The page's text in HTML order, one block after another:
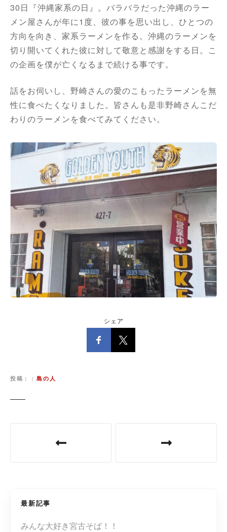
30日『沖縄家系の日』。バラバラだった沖縄のラー
メン屋さんが年に1度、彼の事を思い出し、ひとつの
方向を向き、家系ラーメンを作る。沖縄のラーメンを
切り開いてくれた彼に対して敬意と感謝をする日。こ
の企画を僕が亡くなるまで続ける事です。
話をお伺いし、野崎さんの愛のこもったラーメンを無
性に食べたくなりました。皆さんも是非野崎さんこだ
わりのラーメンを食べてみてください。
シェア
投稿： 島の人
ゲ
最新記事
みんな大好き宮古そば！！